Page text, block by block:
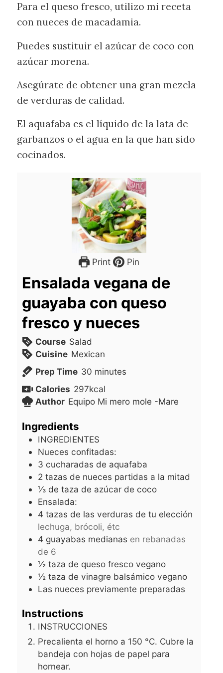
Para el queso fresco, utilizo mi receta
con nueces de macadamia.
Puedes sustituir el azúcar de coco con
azúcar morena.
Asegúrate de obtener una gran mezcla
de verduras de calidad.
El aquafaba es el líquido de la lata de
garbanzos o el agua en la que han sido
cocinados.
Print Pin
Ensalada vegana de
guayaba con queso
fresco y nueces
Course Salad
Cuisine Mexican
Prep Time 30 minutes
Calories 297kcal
Author Equipo Mi mero mole -Mare
Ingredients
INGREDIENTES
Nueces confitadas:
3 cucharadas de aquafaba
2 tazas de nueces partidas a la mitad
⅓ de taza de azúcar de coco
Ensalada:
4 tazas de las verduras de tu elección
lechuga, brócoli, étc
4 guayabas medianas en rebanadas
de 6
½ taza de queso fresco vegano
½ taza de vinagre balsámico vegano
Las nueces previamente preparadas
Instructions
INSTRUCCIONES
Precalienta el horno a 150 °C. Cubre la
bandeja con hojas de papel para
hornear.